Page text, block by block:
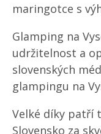
maringotce s
Glamping na
udržitelnost a
slovenských
glampingu na
Velké díky patří
Slovensko za